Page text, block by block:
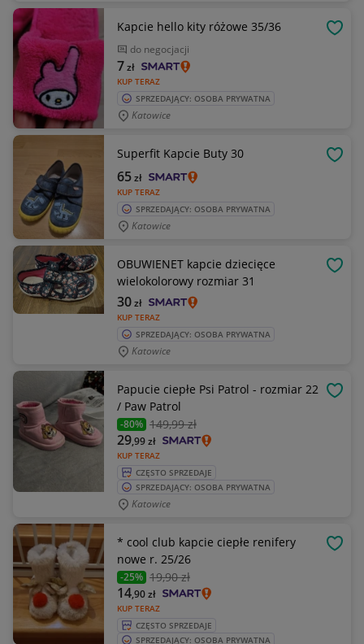
Kapcie hello kity różowe 35/36
do negocjacji
KUP TERAZ
7zł
SPRZEDAJĄCY: OSOBA PRYWATNA
Katowice
Superfit Kapcie Buty 30
KUP TERAZ
65zł
SPRZEDAJĄCY: OSOBA PRYWATNA
Katowice
OBUWIENET kapcie dziecięce
wielokolorowy rozmiar 31
KUP TERAZ
30zł
SPRZEDAJĄCY: OSOBA PRYWATNA
Katowice
Papucie ciepłe Psi Patrol - rozmiar 22
/ Paw Patrol
-80% 149,99 zł
KUP TERAZ
29,99zł
CZĘSTO SPRZEDAJE
SPRZEDAJĄCY: OSOBA PRYWATNA
Katowice
* cool club kapcie ciepłe renifery
nowe r. 25/26
-25% 19,90 zł
KUP TERAZ
14,90zł
CZĘSTO SPRZEDAJE
SPRZEDAJĄCY: OSOBA PRYWATNA